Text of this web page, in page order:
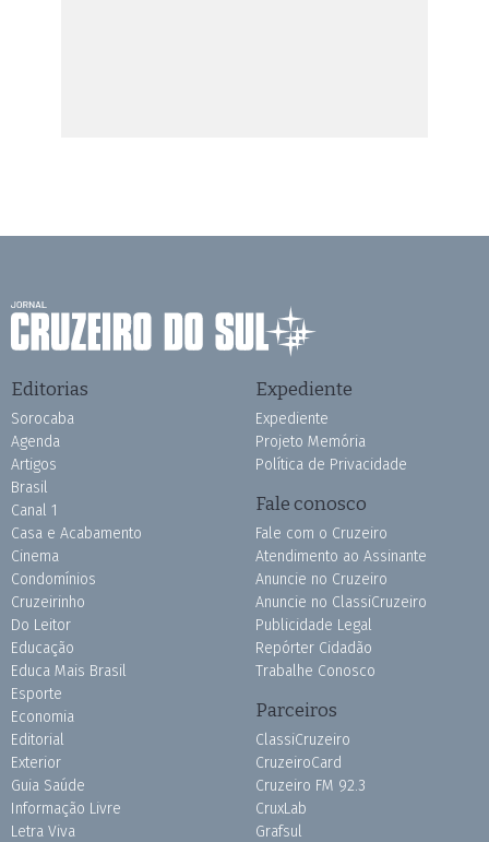
Editorias
Sorocaba
Agenda
Artigos
Brasil
Canal 1
Casa e Acabamento
Cinema
Condomínios
Cruzeirinho
Do Leitor
Educação
Educa Mais Brasil
Esporte
Economia
Editorial
Exterior
Guia Saúde
Informação Livre
Letra Viva
Expediente
Expediente
Projeto Memória
Política de Privacidade
Fale conosco
Fale com o Cruzeiro
Atendimento ao Assinante
Anuncie no Cruzeiro
Anuncie no ClassiCruzeiro
Publicidade Legal
Repórter Cidadão
Trabalhe Conosco
Parceiros
ClassiCruzeiro
CruzeiroCard
Cruzeiro FM 92.3
CruxLab
Grafsul